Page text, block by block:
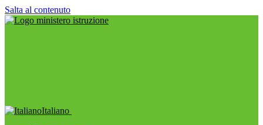
Salta al contenuto
Italiano